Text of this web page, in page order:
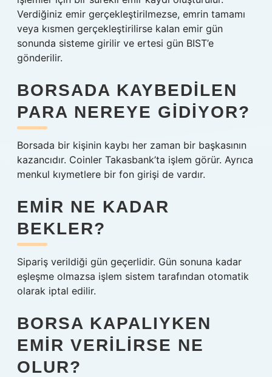
Verdiğiniz emir gerçekleştirilmezse, emrin tamamı
veya kısmen gerçekleştirilirse kalan emir gün
sonunda sisteme girilir ve ertesi gün BIST’e
gönderilir.
BORSADA KAYBEDILEN
PARA NEREYE GIDIYOR?
Borsada bir kişinin kaybı her zaman bir başkasının
kazancıdır. Coinler Takasbank’ta işlem görür. Ayrıca
menkul kıymetlere bir fon girişi de vardır.
EMIR NE KADAR
BEKLER?
Sipariş verildiği gün geçerlidir. Gün sonuna kadar
eşleşme olmazsa işlem sistem tarafından otomatik
olarak iptal edilir.
BORSA KAPALIYKEN
EMIR VERILIRSE NE
OLUR?